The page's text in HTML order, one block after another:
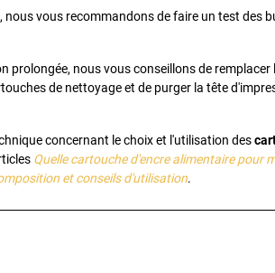
nous vous recommandons de faire un test des
prolongée, nous vous conseillons de
de nettoyage et de purger la tête
concernant le choix et l'utilisation des
Quelle cartouche d'encre alimentaire pour
et conseils d'utilisation.